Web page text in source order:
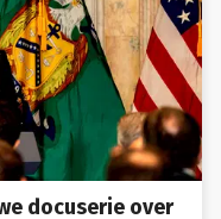
docuserie over